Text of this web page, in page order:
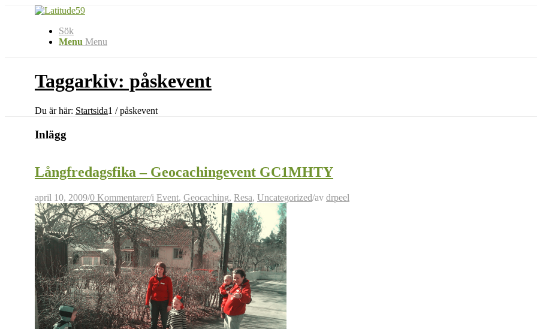
Sök
Menu Menu
Taggarkiv: påskevent
Du är här: Startsida1 / påskevent
Inlägg
Långfredagsfika – Geocachingevent GC1MHTY
april 10, 2009/0 Kommentarer/i Event, Geocaching, Resa, Uncategorized/av drpeel